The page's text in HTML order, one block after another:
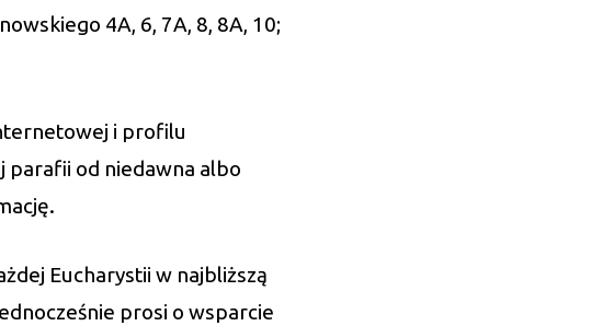
4A, 6, 7A, 8, 8A, 10;
i profilu
parafii od niedawna albo
Eucharystii w najbliższą
prosi o wsparcie